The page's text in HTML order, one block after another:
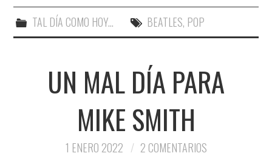
TAL DÍA COMO HOY... BEATLES, POP
UN MAL DÍA PARA
MIKE SMITH
1 ENERO 2022 2 COMENTARIOS